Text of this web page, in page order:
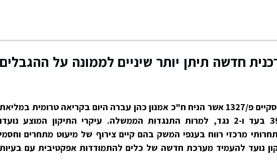
חדשה תיתן יותר שיניים לממונה על ההגבלים
הצ"ח ההגבלים העיסקיים פ/1327 אשר הניח ח"כ אמנון כהן עברה היום בקריאה טרומית במליאת
הכנסת ברוב של 39 בעד ו-2 נגד, למרות התנגדות הממשלה. עיקרי התיקון המוצע נועדו
מרכזי רווח בענפי המשק בהם קיים צירוף של מיעוט מתחרים וחסמי
נועד להעמיד מערכת חדשה של כלים להתמודדות אפקטיבית עם בעיות